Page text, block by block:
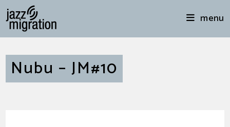
menu
Nubu – JM#10